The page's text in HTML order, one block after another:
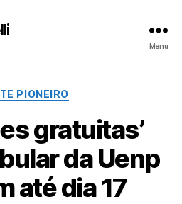
Menu
Categorias
PIONEIRO
gratuitas’
da Uenp
até dia 17